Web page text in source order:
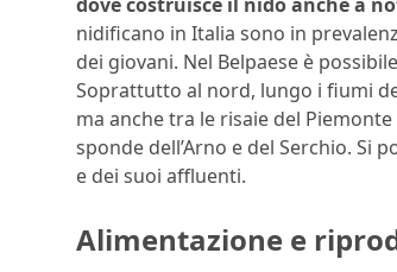
nidificano in Italia sono in
dei giovani. Nel Belpaese è
Soprattutto al nord, lungo i fiumi
ma anche tra le risaie del
sponde dell’Arno e del Serchio. Si
e dei suoi affluenti.
Alimentazione e